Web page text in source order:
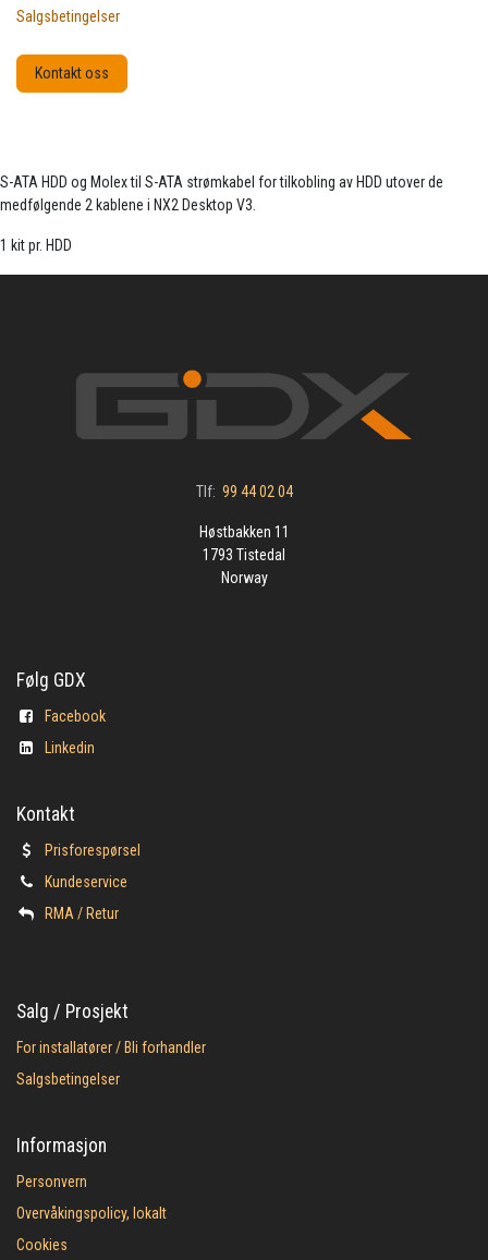
Salgsbetingelser
Kontakt oss
S-ATA HDD og Molex til S-ATA strømkabel for tilkobling av HDD utover de
medfølgende 2 kablene i NX2 Desktop V3.
1 kit pr. HDD
Tlf: 99 44 02 04
Høstbakken 11
1793 Tistedal
Norway
Følg GDX
Facebook
Linkedin
Kontakt
Prisforespørsel
Kundeservice
​RMA / Retur
Salg / Prosjekt
For installatører / Bli forhandler
Salgsbetingelser
Informasjon
Personvern
Overvåkingspolicy, lokalt
Cookies